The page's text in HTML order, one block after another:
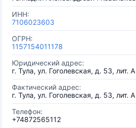
ИНН:
7106023603
ОГРН:
1157154011178
Юридический адрес:
г. Тула, ул. Гоголевская, д. 53, лит. А
Фактический адрес:
г. Тула, ул. Гоголевская, д. 53, лит. А
Телефон:
+74872565112